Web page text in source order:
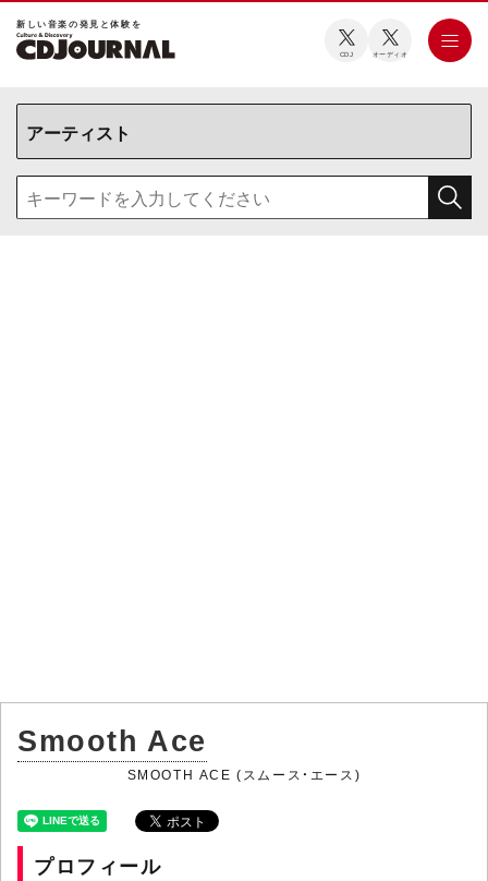
新しい⾳楽の発⾒と体験を
CDJ オーディオ
Smooth Ace
SMOOTH ACE (スムース・エース)
プロフィール